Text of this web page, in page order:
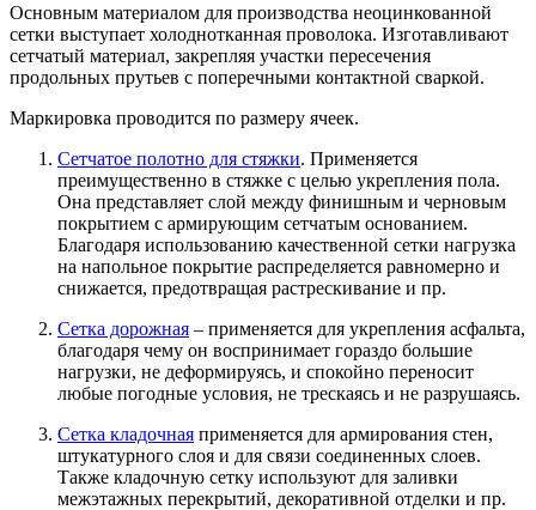
Основным материалом для производства неоцинкованной
сетки выступает холоднотканная проволока. Изготавливают
сетчатый материал, закрепляя участки пересечения
продольных прутьев с поперечными контактной сваркой.
Маркировка проводится по размеру ячеек.
Сетчатое полотно для стяжки. Применяется
преимущественно в стяжке с целью укрепления пола.
Она представляет слой между финишным и черновым
покрытием с армирующим сетчатым основанием.
Благодаря использованию качественной сетки нагрузка
на напольное покрытие распределяется равномерно и
снижается, предотвращая растрескивание и пр.
Сетка дорожная – применяется для укрепления асфальта,
благодаря чему он воспринимает гораздо большие
нагрузки, не деформируясь, и спокойно переносит
любые погодные условия, не трескаясь и не разрушаясь.
Сетка кладочная применяется для армирования стен,
штукатурного слоя и для связи соединенных слоев.
Также кладочную сетку используют для заливки
межэтажных перекрытий, декоративной отделки и пр.